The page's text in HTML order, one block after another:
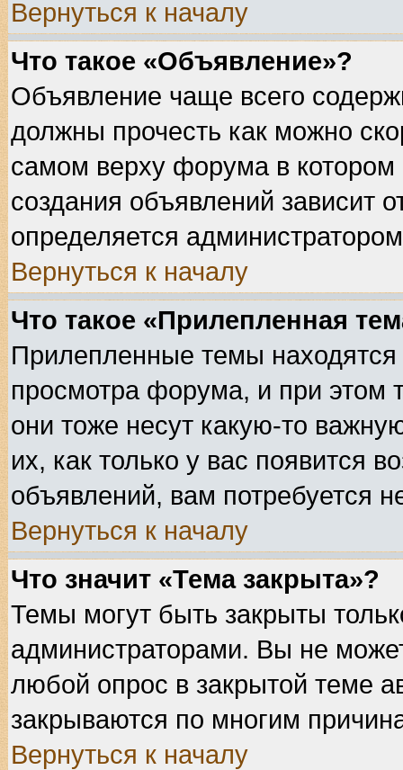
Вернуться к началу
Что такое «Объявление»?
Объявление чаще всего
должны прочесть как можно
самом верху форума в
создания объявлений зависит
определяется
Вернуться к началу
Что такое «Прилепленная
Прилепленные темы
просмотра форума, и при этом
они тоже несут какую-то
их, как только у вас появится
объявлений, вам потребуется
Вернуться к началу
Что значит «Тема закрыта»?
Темы могут быть закрыты
администраторами. Вы не
любой опрос в закрытой теме
закрываются по многим
Вернуться к началу